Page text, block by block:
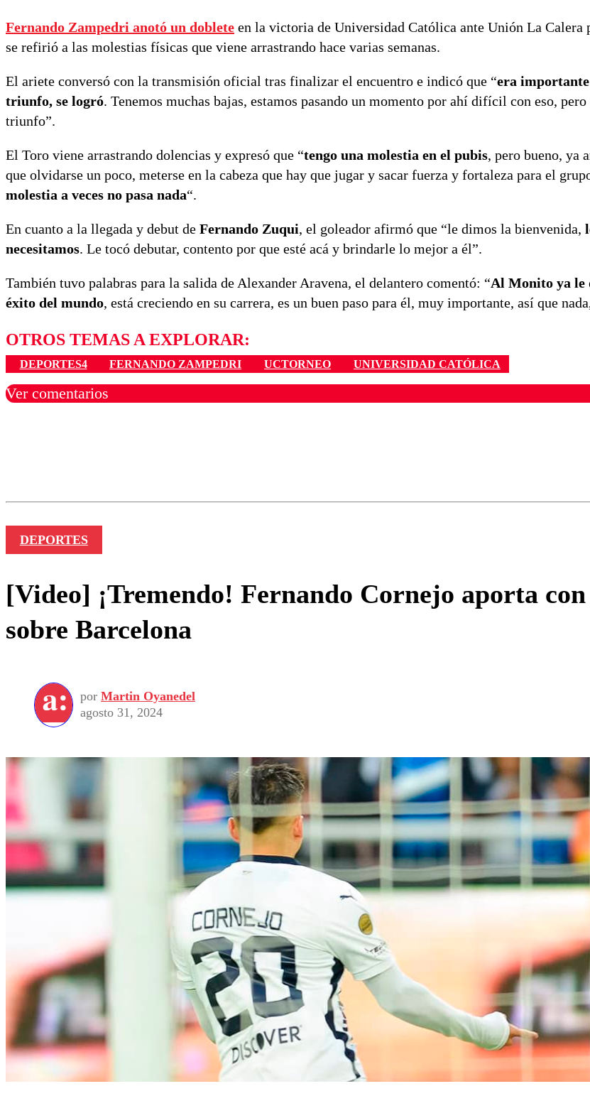
Fernando Zampedri anotó un doblete en la victoria de Universidad Católica ante Unión La Calera
se refirió a las molestias físicas que viene arrastrando hace varias semanas.
El ariete conversó con la transmisión oficial tras finalizar el encuentro e indicó que “era
triunfo, se logró. Tenemos muchas bajas, estamos pasando un momento por ahí difícil con eso,
triunfo”.
El Toro viene arrastrando dolencias y expresó que “tengo una molestia en el pubis, pero bueno, ya
que olvidarse un poco, meterse en la cabeza que hay que jugar y sacar fuerza y fortaleza para el
molestia a veces no pasa nada“.
En cuanto a la llegada y debut de Fernando Zuqui, el goleador afirmó que “le dimos la bienvenida,
necesitamos. Le tocó debutar, contento por que esté acá y brindarle lo mejor a él”.
También tuvo palabras para la salida de Alexander Aravena, el delantero comentó: “Al Monito ya le
éxito del mundo, está creciendo en su carrera, es un buen paso para él, muy importante, así que
OTROS TEMAS A EXPLORAR:
DEPORTES4 FERNANDO ZAMPEDRI UCTORNEO UNIVERSIDAD CATÓLICA
Ver comentarios
DEPORTES
[Video] ¡Tremendo! Fernando Cornejo aporta
sobre Barcelona
por Martin Oyanedel
agosto 31, 2024